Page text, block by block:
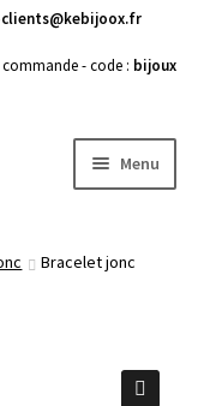
- code : bijoux
Menu
Bracelet jonc